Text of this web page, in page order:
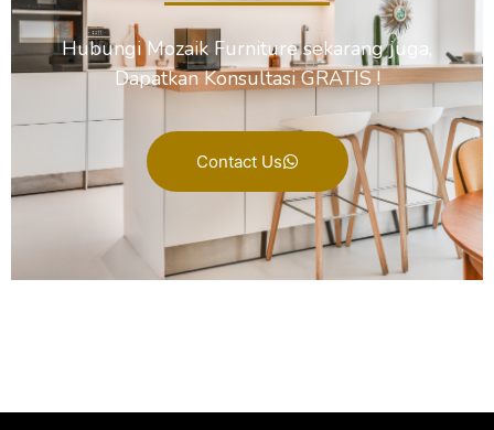
Hubungi Mozaik Furniture sekarang juga,
Dapatkan Konsultasi GRATIS !
Contact Us